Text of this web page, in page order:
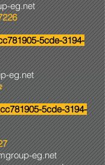
eg.net
5cde-3194-
eg.net
5cde-3194-
eg.net